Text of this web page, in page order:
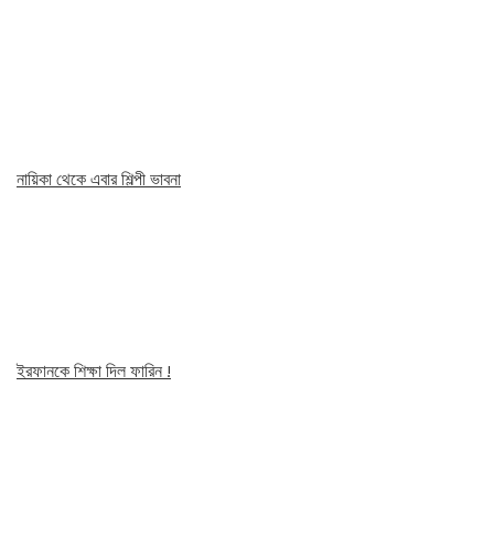
নায়িকা থেকে এবার শিল্পী ভাবনা
ইরফানকে শিক্ষা দিল ফারিন !